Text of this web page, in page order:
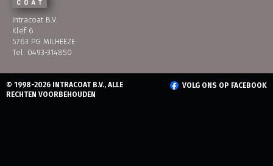
Intracoat B.V.
Klef 6
5763 PG MILHEEZE
Tel. 0493-314850
© 1998-2026 INTRACOAT B.V., ALLE
RECHTEN VOORBEHOUDEN
VOLG ONS OP FACEBOOK